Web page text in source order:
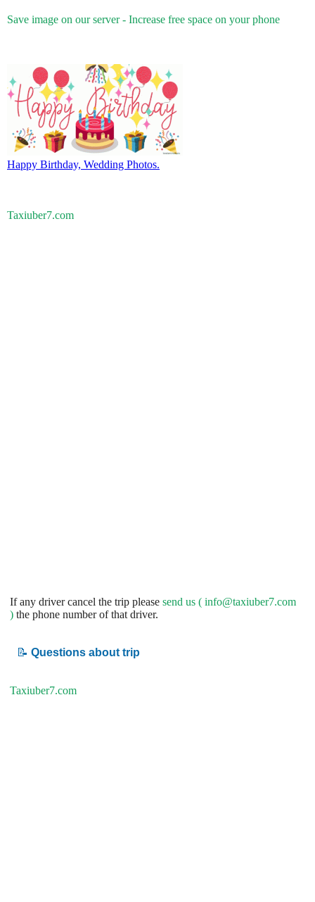
Save image on our server - Increase free space on your phone
Happy Birthday, Wedding Photos.
Taxiuber7.com
If any driver cancel the trip please send us ( info@taxiuber7.com
) the phone number of that driver.
📝 Questions about trip
Taxiuber7.com